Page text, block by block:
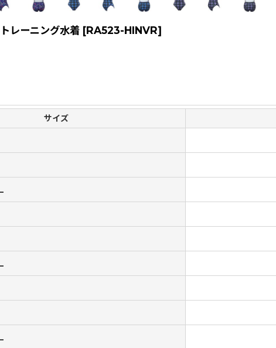
レーニング水着 [RA523-HINVR]
サイズ